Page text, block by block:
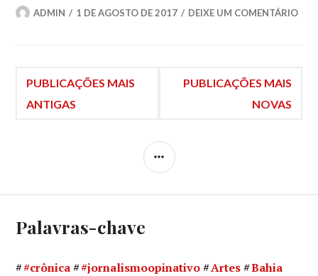
ADMIN 1 DE AGOSTO DE 2017 DEIXE UM COMENTÁRIO
Navegação
PUBLICAÇÕES MAIS
ANTIGAS
PUBLICAÇÕES MAIS
NOVAS
LATERAL
Palavras-chave
#crônica #jornalismoopinativo Artes
Bahia